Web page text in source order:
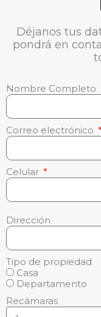
Déjanos tus
pondrá en
Nombre Completo
Correo electrónico
Celular
Dirección
Tipo de propiedad
Casa
Departamento
Recámaras